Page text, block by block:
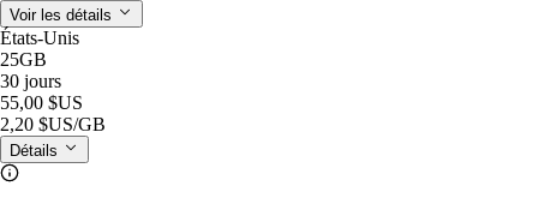
Voir les détails
États-Unis
25GB
30 jours
55,00 $US
2,20 $US/GB
Détails